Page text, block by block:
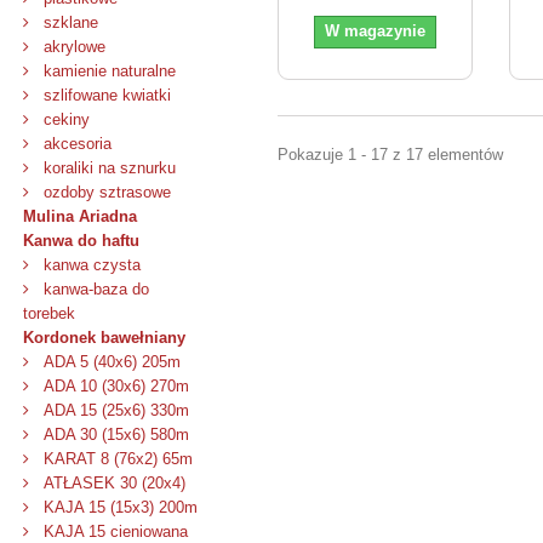
szklane
akrylowe
kamienie naturalne
szlifowane kwiatki
cekiny
akcesoria
koraliki na sznurku
ozdoby sztrasowe
Mulina Ariadna
Kanwa do haftu
kanwa czysta
kanwa-baza do
torebek
Kordonek bawełniany
ADA 5 (40x6) 205m
ADA 10 (30x6) 270m
ADA 15 (25x6) 330m
ADA 30 (15x6) 580m
KARAT 8 (76x2) 65m
ATŁASEK 30 (20x4)
KAJA 15 (15x3) 200m
KAJA 15 cieniowana
W magazynie
Pokazuje 1 - 17 z 17 elementów